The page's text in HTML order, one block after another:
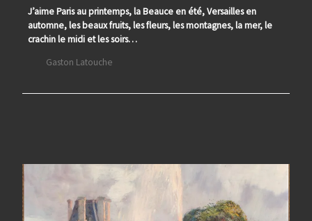
J’aime Paris au printemps, la Beauce en été, Versailles en
automne, les beaux fruits, les fleurs, les montagnes, la mer, le
crachin le midi et les soirs…
Gaston Latouche